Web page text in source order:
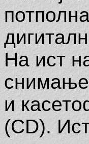
На ист
снимање
и
(CD).